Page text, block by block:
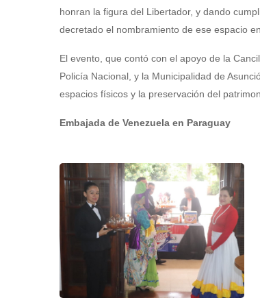
honran la figura del Libertador, y dando
decretado el nombramiento de ese espacio
El evento, que contó con el apoyo de la
Policía Nacional, y la Municipalidad de
espacios físicos y la preservación del
Embajada de Venezuela en Paraguay